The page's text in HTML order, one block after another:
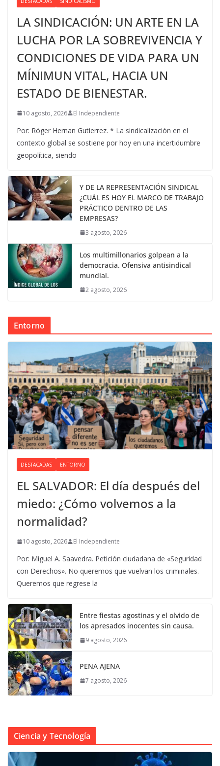
LA SINDICACIÓN: UN ARTE EN LA
LUCHA POR LA SOBREVIVENCIA Y
CONDICIONES DE VIDA PARA UN
MÍNIMUN VITAL, HACIA UN
ESTADO DE BIENESTAR.
10 agosto, 2026 El Independiente
Por: Róger Hernan Gutierrez. * La sindicalización en el
contexto global se sostiene por hoy en una incertidumbre
geopolítica, siendo
Y DE LA REPRESENTACIÓN SINDICAL
¿CUÁL ES HOY EL MARCO DE TRABAJO
PRÁCTICO DENTRO DE LAS
EMPRESAS?
3 agosto, 2026
Los multimillonarios golpean a la
democracia. Ofensiva antisindical
mundial.
2 agosto, 2026
Entorno
DESTACADAS ENTORNO
EL SALVADOR: El día después del
miedo: ¿Cómo volvemos a la
normalidad?
10 agosto, 2026 El Independiente
Por: Miguel A. Saavedra. Petición ciudadana de «Seguridad
con Derechos». No queremos que vuelvan los criminales.
Queremos que regrese la
Entre fiestas agostinas y el olvido de
los apresados inocentes sin causa.
9 agosto, 2026
PENA AJENA
7 agosto, 2026
Ciencia y Tecnología